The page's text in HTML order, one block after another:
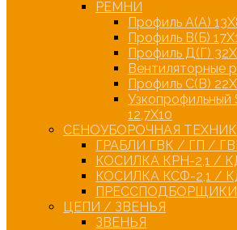
РЕМНИ
Профиль А(А)
Профиль В(Б)
Профиль Д(Г)
Вентиляторные
Профиль С(В)
Узкопрофильный
12,7Х10
СЕНОУБОРОЧНАЯ
ГРАБЛИ ГВК / ГП /
КОСИЛКА КРН-2,1 /
КОСИЛКА КСФ-2,1 /
ПРЕССПОДБОРЩИКИ
ЦЕПИ / ЗВЕНЬЯ
ЗВЕНЬЯ